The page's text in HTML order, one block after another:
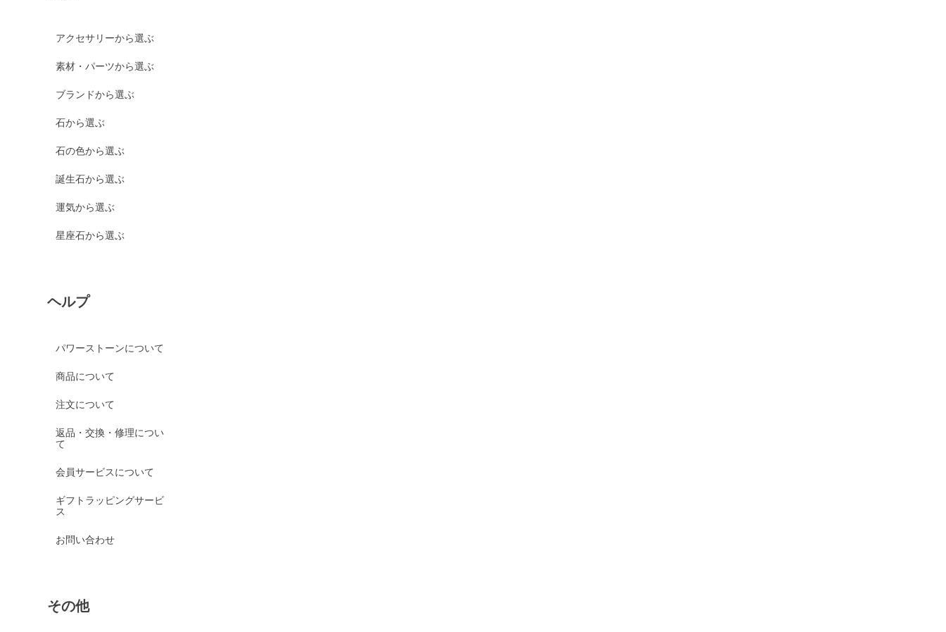
アクセサリーから選ぶ
素材・パーツから選ぶ
ブランドから選ぶ
石から選ぶ
石の色から選ぶ
誕生石から選ぶ
運気から選ぶ
星座石から選ぶ
ヘルプ
パワーストーンについて
商品について
注文について
返品・交換・修理につい
て
会員サービスについて
ギフトラッピングサービ
ス
お問い合わせ
その他